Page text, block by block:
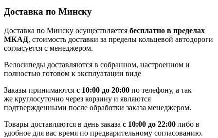
Доставка по Минску
Доставка по Минску осуществляется бесплатно в пределах
МКАД, стоимость доставки за пределы кольцевой автодороги
согласуется с менеджером.
Велосипеды доставляются в собранном, настроенном и
полностью готовом к эксплуатации виде
Заказы принимаются с 10:00 до 20:00 по телефону, а так
же круглосуточно через корзину и являются
подтвержденными после обработки заказа менеджером.
Товары доставляются в день заказа с 10:00 до 22:00 либо в
удобное для вас время по предварительному согласованию.